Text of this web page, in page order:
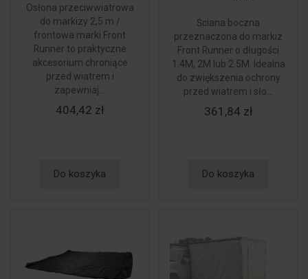
Osłona przeciwwiatrowa
do markizy 2,5 m /
frontowa marki Front
Runner to praktyczne
akcesorium chroniące
przed wiatrem i
zapewniaj...
404,42 zł
Do koszyka
Ściana boczna
przeznaczona do markiz
Front Runner o długości
1.4M, 2M lub 2.5M. Idealna
do zwiększenia ochrony
przed wiatrem i sło...
361,84 zł
Do koszyka